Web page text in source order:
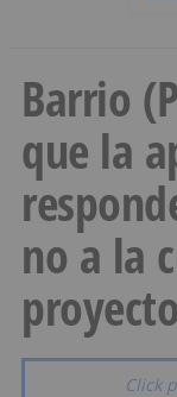
Barrio
que la
no a la
proyecto
Click